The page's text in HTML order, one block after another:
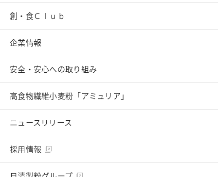
トップ
創・食Ｃｌｕｂ
企業情報
安全・安心への取り組み
高食物繊維小麦粉「アミュリア」
ニュースリリース
採用情報